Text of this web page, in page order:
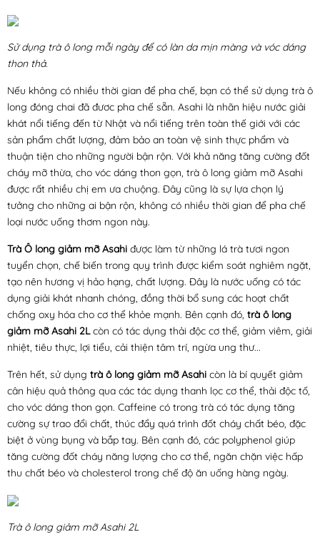
Sử dụng trà ô long mỗi ngày để có làn da mịn màng và vóc dáng
thon thả.
Nếu không có nhiều thời gian để pha chế, bạn có thể sử dụng trà ô
long đóng chai đã đươc pha chế sẵn. Asahi là nhãn hiệu nước giải
khát nổi tiếng đến từ Nhật và nổi tiếng trên toàn thế giới với các
sản phẩm chất lượng, đảm bảo an toàn vệ sinh thực phẩm và
thuận tiện cho những người bận rộn. Với khả năng tăng cường đốt
cháy mỡ thừa, cho vóc dáng thon gọn, trà ô long giảm mỡ Asahi
được rất nhiều chị em ưa chuộng. Đây cũng là sự lựa chọn lý
tưởng cho những ai bận rộn, không có nhiều thời gian để pha chế
loại nước uống thơm ngon này.
Trà Ô long giảm mỡ Asahi được làm từ những lá trà tươi ngon
tuyển chọn, chế biến trong quy trình được kiểm soát nghiêm ngặt,
tạo nên hương vị hảo hạng, chất lượng. Đây là nước uống có tác
dụng giải khát nhanh chóng, đồng thời bổ sung các hoạt chất
chống oxy hóa cho cơ thể khỏe mạnh. Bên cạnh đó, trà ô long
giảm mỡ Asahi 2Lcòn có tác dụng thải độc cơ thể, giảm viêm, giải
nhiệt, tiêu thực, lợi tiểu, cải thiện tâm trí, ngừa ung thư...
Trên hết, sử dụng trà ô long giảm mỡ Asahi còn là bí quyết giảm
cân hiệu quả thông qua các tác dụng thanh lọc cơ thể, thải độc tố,
cho vóc dáng thon gọn. Caffeine có trong trà có tác dụng tăng
cường sự trao đổi chất, thúc đẩy quá trình đốt cháy chất béo, đặc
biệt ở vùng bụng và bắp tay. Bên cạnh đó, các polyphenol giúp
tăng cường đốt cháy năng lượng cho cơ thể, ngăn chặn việc hấp
thu chất béo và cholesterol trong chế độ ăn uống hàng ngày.
Trà ô long giảm mỡ Asahi 2L